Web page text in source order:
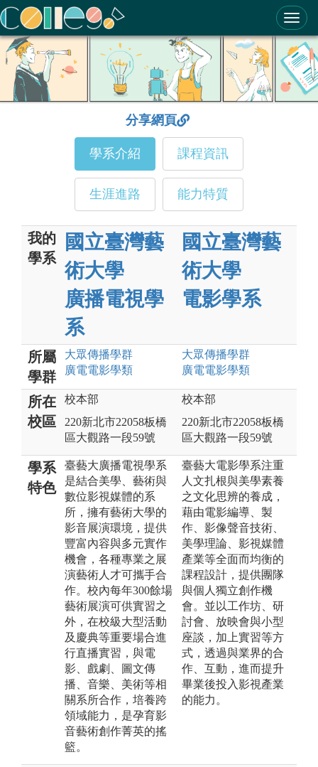
ColleGo! 大學選才與高中育才輔助系統
分享網頁
學系介紹 課程資訊
生涯進路 能力特質
我的
學系
國立臺灣藝
術大學
廣播電視學
系
國立臺灣藝
術大學
電影學系
所屬
學群
大眾傳播學群
廣電電影學類
大眾傳播學群
廣電電影學類
所在
校區
校本部
220新北市22058板橋
區大觀路一段59號
校本部
220新北市22058板橋
區大觀路一段59號
學系
特色
臺藝大廣播電視學系
是結合美學、藝術與
數位影視媒體的系
所，擁有藝術大學的
影音展演環境，提供
豐富內容與多元實作
機會，各種專業之展
演藝術人才可攜手合
作。校內每年300餘場
藝術展演可供實習之
外，在校級大型活動
及慶典等重要場合進
行直播實習，與電
影、戲劇、圖文傳
播、音樂、美術等相
關系所合作，培養跨
領域能力，是孕育影
音藝術創作菁英的搖
籃。
臺藝大電影學系注重
人文扎根與美學素養
之文化思辨的養成，
藉由電影編導、製
作、影像聲音技術、
美學理論、影視媒體
產業等全面而均衡的
課程設計，提供團隊
與個人獨立創作機
會。並以工作坊、研
討會、放映會與小型
座談，加上實習等方
式，透過與業界的合
作、互動，進而提升
畢業後投入影視產業
的能力。